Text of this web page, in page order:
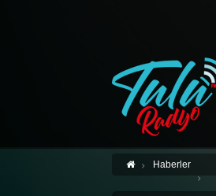
Haberler